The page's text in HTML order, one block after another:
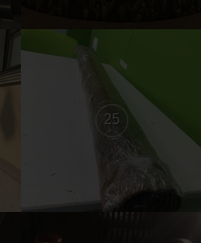
25